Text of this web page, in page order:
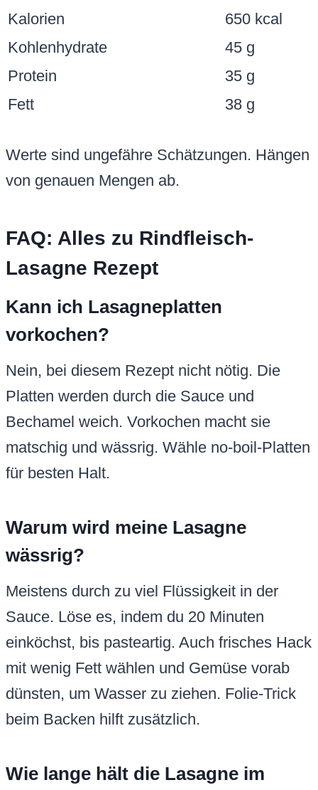
Kalorien
650 kcal
Kohlenhydrate
45 g
Protein
35 g
Fett
38 g
Werte sind ungefähre Schätzungen. Hängen
von genauen Mengen ab.
FAQ: Alles zu Rindfleisch-
Lasagne Rezept
Kann ich Lasagneplatten
vorkochen?
Nein, bei diesem Rezept nicht nötig. Die
Platten werden durch die Sauce und
Bechamel weich. Vorkochen macht sie
matschig und wässrig. Wähle no-boil-Platten
für besten Halt.
Warum wird meine Lasagne
wässrig?
Meistens durch zu viel Flüssigkeit in der
Sauce. Löse es, indem du 20 Minuten
einköchst, bis pasteartig. Auch frisches Hack
mit wenig Fett wählen und Gemüse vorab
dünsten, um Wasser zu ziehen. Folie-Trick
beim Backen hilft zusätzlich.
Wie lange hält die Lasagne im